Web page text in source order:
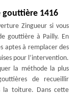
1416
Zingueur si vous
gouttière à Pailly. En
aptes à remplacer des
pour l’intervention.
la méthode la plus
de recueillir
la toiture. Dans cette